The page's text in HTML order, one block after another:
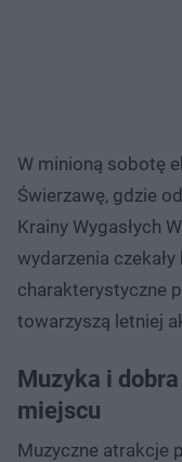
W minioną sobotę
Świerzawę, gdzie
Krainy Wygasłych
wydarzenia
charakterystyczne
towarzyszą letniej
Muzyka i
miejscu
Muzyczne atrakcje